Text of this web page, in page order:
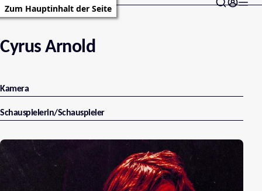
Zum Hauptinhalt der Seite
Cyrus Arnold
Kamera
Schauspielerin/Schauspieler